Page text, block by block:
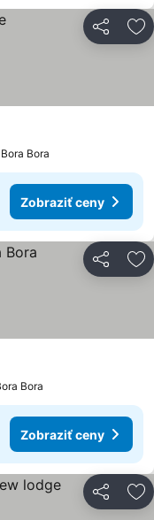
Zdieľať
Bora
Zobraziť ceny
Zdieľať
Bora
Zobraziť ceny
Zdieľať